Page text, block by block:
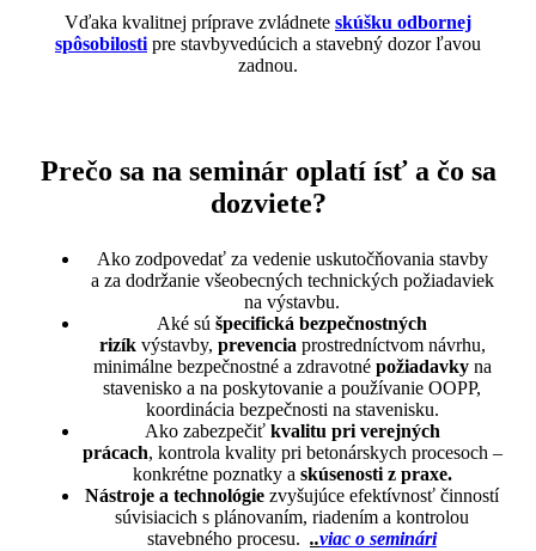
Vďaka kvalitnej príprave zvládnete skúšku odbornej
spôsobilosti pre stavbyvedúcich a stavebný dozor ľavou
zadnou.
Prečo sa na seminár oplatí ísť a čo sa
dozviete?
Ako zodpovedať za vedenie uskutočňovania stavby
a za dodržanie všeobecných technických požiadaviek
na výstavbu.
Aké sú špecifická bezpečnostných
rizíkvýstavby, prevencia prostredníctvom návrhu,
minimálne bezpečnostné a zdravotné požiadavkyna
stavenisko a na poskytovanie a používanie OOPP,
koordinácia bezpečnosti na stavenisku.
Ako zabezpečiť kvalitu pri verejných
prácach, kontrola kvality pri betonárskych procesoch –
konkrétne poznatky a skúsenosti z praxe.
Nástroje a technológie zvyšujúce efektívnosť činností
súvisiacich s plánovaním, riadením a kontrolou
stavebného procesu. ..viac o seminári